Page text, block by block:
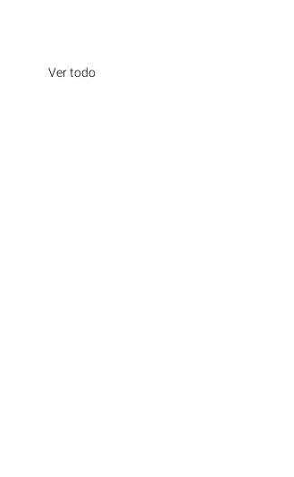
Ver todo